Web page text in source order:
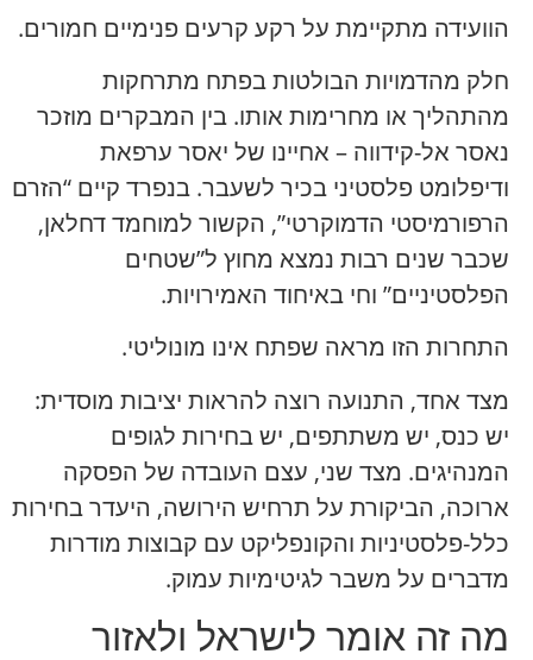
הוועידה מתקיימת על רקע קרעים פנימיים חמורים.
חלק מהדמויות הבולטות בפתח מתרחקות
מהתהליך או מחרימות אותו. בין המבקרים מוזכר
נאסר אל-קידווה – אחיינו של יאסר ערפאת
ודיפלומט פלסטיני בכיר לשעבר. בנפרד קיים “הזרם
הרפורמיסטי הדמוקרטי”, הקשור למוחמד דחלאן,
שכבר שנים רבות נמצא מחוץ ל”שטחים
הפלסטיניים” וחי באיחוד האמירויות.
התחרות הזו מראה שפתח אינו מונוליטי.
מצד אחד, התנועה רוצה להראות יציבות מוסדית:
יש כנס, יש משתתפים, יש בחירות לגופים
המנהיגים. מצד שני, עצם העובדה של הפסקה
ארוכה, הביקורת על תרחיש הירושה, היעדר בחירות
כלל-פלסטיניות והקונפליקט עם קבוצות מודרות
מדברים על משבר לגיטימיות עמוק.
מה זה אומר לישראל ולאזור